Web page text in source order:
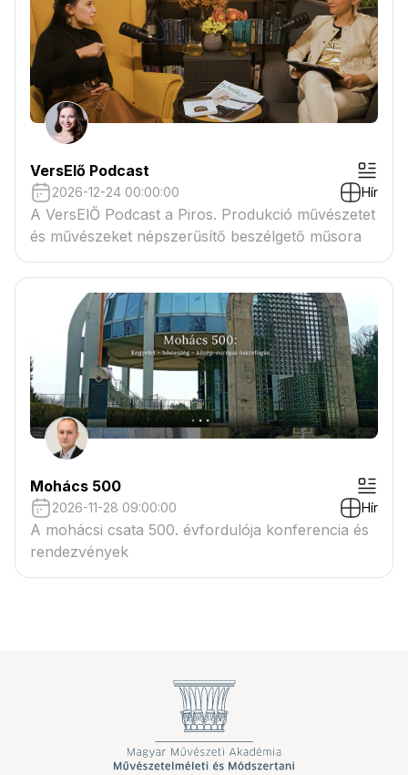
VersElő Podcast
2026-12-24 00:00:00 Hír
A VersElŐ Podcast a Piros. Produkció művészetet
és művészeket népszerűsítő beszélgető műsora
Mohács 500
2026-11-28 09:00:00 Hír
A mohácsi csata 500. évfordulója konferencia és
rendezvények